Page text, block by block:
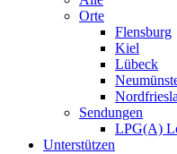
Orte
Flensburg
Kiel
Lübeck
Sendungen
LPG(A)
Unterstützen